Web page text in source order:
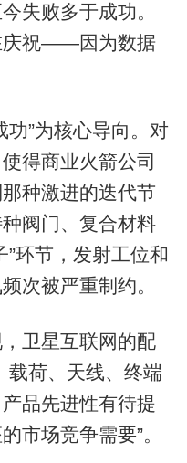
失败多于成功。
庆祝——因为数据
”为核心导向。对
得商业火箭公司
种激进的迭代节
阀门、复合材料
”环节，发射工位和
次被严重制约。
卫星互联网的配
载荷、天线、终端
品先进性有待提
市场竞争需要”。